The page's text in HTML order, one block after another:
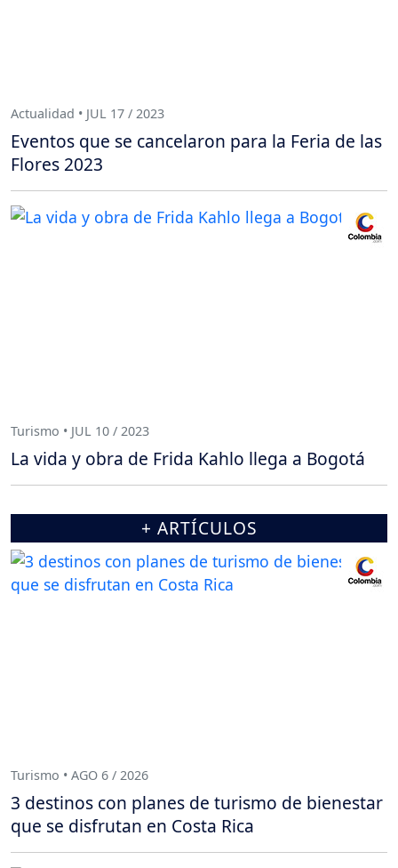
Actualidad • JUL 17 / 2023
Eventos que se cancelaron para la Feria de las
Flores 2023
Turismo • JUL 10 / 2023
La vida y obra de Frida Kahlo llega a Bogotá
+ ARTÍCULOS
Turismo • AGO 6 / 2026
3 destinos con planes de turismo de bienestar
que se disfrutan en Costa Rica